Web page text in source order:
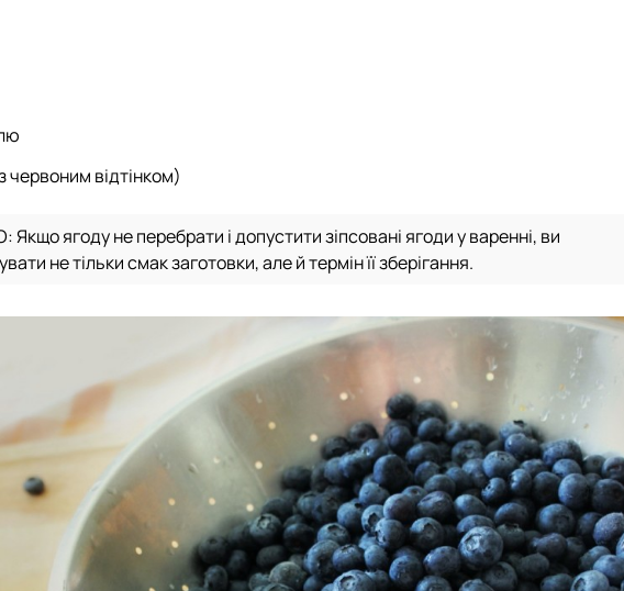
червоним відтінком)
ягоду не перебрати і допустити зіпсовані ягоди у варенні, ви
не тільки смак заготовки, але й термін її зберігання.